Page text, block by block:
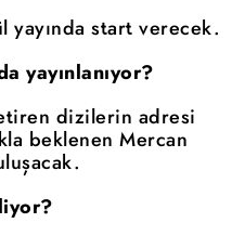
yayında start verecek.
yayınlanıyor?
dizilerin adresi
beklenen Mercan